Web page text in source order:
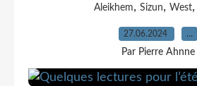
Aleikhem, Sizun, West,
27.06.2024 …
Par Pierre Ahnne